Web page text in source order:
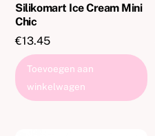
Silikomart Ice Cream Mini
Chic
€13.45
Toevoegen aan
winkelwagen